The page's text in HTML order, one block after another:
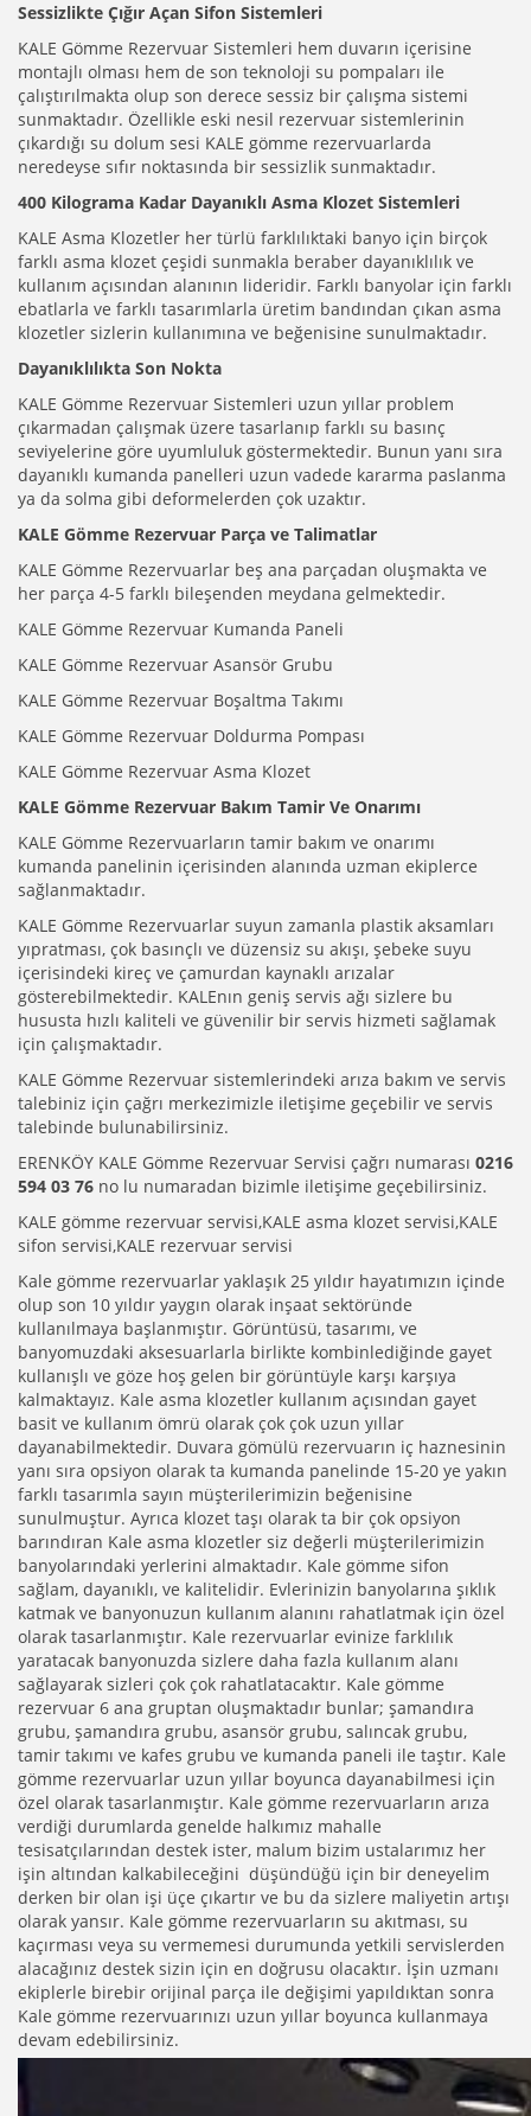
Sessizlikte Çığır Açan Sifon Sistemleri
KALE Gömme Rezervuar Sistemleri hem duvarın içerisine
montajlı olması hem de son teknoloji su pompaları ile
çalıştırılmakta olup son derece sessiz bir çalışma sistemi
sunmaktadır. Özellikle eski nesil rezervuar sistemlerinin
çıkardığı su dolum sesi KALE gömme rezervuarlarda
neredeyse sıfır noktasında bir sessizlik sunmaktadır.
400 Kilograma Kadar Dayanıklı Asma Klozet Sistemleri
KALE Asma Klozetler her türlü farklılıktaki banyo için birçok
farklı asma klozet çeşidi sunmakla beraber dayanıklılık ve
kullanım açısından alanının lideridir. Farklı banyolar için farklı
ebatlarla ve farklı tasarımlarla üretim bandından çıkan asma
klozetler sizlerin kullanımına ve beğenisine sunulmaktadır.
Dayanıklılıkta Son Nokta
KALE Gömme Rezervuar Sistemleri uzun yıllar problem
çıkarmadan çalışmak üzere tasarlanıp farklı su basınç
seviyelerine göre uyumluluk göstermektedir. Bunun yanı sıra
dayanıklı kumanda panelleri uzun vadede kararma paslanma
ya da solma gibi deformelerden çok uzaktır.
KALE Gömme Rezervuar Parça ve Talimatlar
KALE Gömme Rezervuarlar beş ana parçadan oluşmakta ve
her parça 4-5 farklı bileşenden meydana gelmektedir.
KALE Gömme Rezervuar Kumanda Paneli
KALE Gömme Rezervuar Asansör Grubu
KALE Gömme Rezervuar Boşaltma Takımı
KALE Gömme Rezervuar Doldurma Pompası
KALE Gömme Rezervuar Asma Klozet
KALE Gömme Rezervuar Bakım Tamir Ve Onarımı
KALE Gömme Rezervuarların tamir bakım ve onarımı
kumanda panelinin içerisinden alanında uzman ekiplerce
sağlanmaktadır.
KALE Gömme Rezervuarlar suyun zamanla plastik aksamları
yıpratması, çok basınçlı ve düzensiz su akışı, şebeke suyu
içerisindeki kireç ve çamurdan kaynaklı arızalar
gösterebilmektedir. KALEnın geniş servis ağı sizlere bu
hususta hızlı kaliteli ve güvenilir bir servis hizmeti sağlamak
için çalışmaktadır.
KALE Gömme Rezervuar sistemlerindeki arıza bakım ve servis
talebiniz için çağrı merkezimizle iletişime geçebilir ve servis
talebinde bulunabilirsiniz.
ERENKÖY KALE Gömme Rezervuar Servisi çağrı numarası 0216
594 03 76 no lu numaradan bizimle iletişime geçebilirsiniz.
KALE gömme rezervuar servisi,KALE asma klozet servisi,KALE
sifon servisi,KALE rezervuar servisi
Kale gömme rezervuarlar yaklaşık 25 yıldır hayatımızın içinde
olup son 10 yıldır yaygın olarak inşaat sektöründe
kullanılmaya başlanmıştır. Görüntüsü, tasarımı, ve
banyomuzdaki aksesuarlarla birlikte kombinlediğinde gayet
kullanışlı ve göze hoş gelen bir görüntüyle karşı karşıya
kalmaktayız. Kale asma klozetler kullanım açısından gayet
basit ve kullanım ömrü olarak çok çok uzun yıllar
dayanabilmektedir. Duvara gömülü rezervuarın iç haznesinin
yanı sıra opsiyon olarak ta kumanda panelinde 15-20 ye yakın
farklı tasarımla sayın müşterilerimizin beğenisine
sunulmuştur. Ayrıca klozet taşı olarak ta bir çok opsiyon
barındıran Kale asma klozetler siz değerli müşterilerimizin
banyolarındaki yerlerini almaktadır. Kale gömme sifon
sağlam, dayanıklı, ve kalitelidir. Evlerinizin banyolarına şıklık
katmak ve banyonuzun kullanım alanını rahatlatmak için özel
olarak tasarlanmıştır. Kale rezervuarlar evinize farklılık
yaratacak banyonuzda sizlere daha fazla kullanım alanı
sağlayarak sizleri çok çok rahatlatacaktır. Kale gömme
rezervuar 6 ana gruptan oluşmaktadır bunlar; şamandıra
grubu, şamandıra grubu, asansör grubu, salıncak grubu,
tamir takımı ve kafes grubu ve kumanda paneli ile taştır. Kale
gömme rezervuarlar uzun yıllar boyunca dayanabilmesi için
özel olarak tasarlanmıştır. Kale gömme rezervuarların arıza
verdiği durumlarda genelde halkımız mahalle
tesisatçılarından destek ister, malum bizim ustalarımız her
işin altından kalkabileceğini düşündüğü için bir deneyelim
derken bir olan işi üçe çıkartır ve bu da sizlere maliyetin artışı
olarak yansır. Kale gömme rezervuarların su akıtması, su
kaçırması veya su vermemesi durumunda yetkili servislerden
alacağınız destek sizin için en doğrusu olacaktır. İşin uzmanı
ekiplerle birebir orijinal parça ile değişimi yapıldıktan sonra
Kale gömme rezervuarınızı uzun yıllar boyunca kullanmaya
devam edebilirsiniz.